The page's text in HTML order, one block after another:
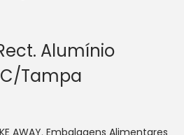
Alumínio
Tampa